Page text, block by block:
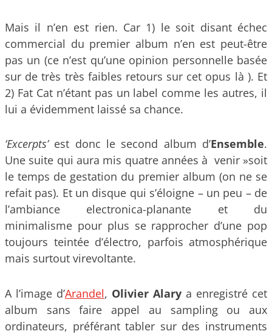
Mais il n’en est rien. Car 1) le soit disant échec
commercial du premier album n’en est peut-être
pas un (ce n’est qu’une opinion personnelle basée
sur de très très faibles retours sur cet opus là ). Et
2) Fat Cat n’étant pas un label comme les autres, il
lui a évidemment laissé sa chance.
‘Excerpts’est donc le second album d’Ensemble.
Une suite qui aura mis quatre années à venir »soit
le temps de gestation du premier album (on ne se
refait pas). Et un disque qui s’éloigne – un peu – de
l’ambiance electronica-planante et du
minimalisme pour plus se rapprocher d’une pop
toujours teintée d’électro, parfois atmosphérique
mais surtout virevoltante.
A l’image d’Arandel, Olivier Alary a enregistré cet
album sans faire appel au sampling ou aux
ordinateurs, préférant tabler sur des instruments